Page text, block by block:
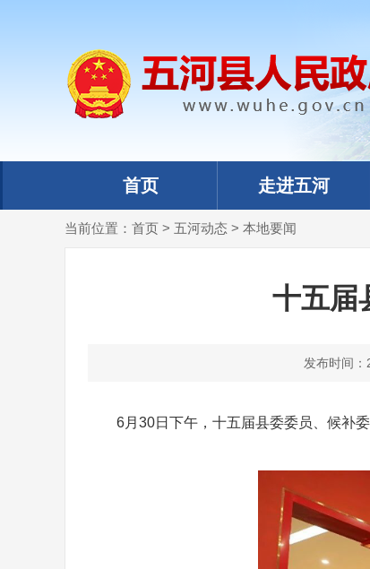
首页 走进五河
当前位置： 首页 > 五河动态 > 本地要闻
十五届
发布时间
6月30日下午，十五届县委委员、候补